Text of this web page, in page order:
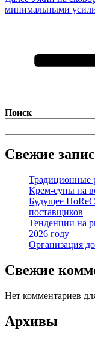
запись
минимальными
Поиск
Свежие
Традиционные
Крем-супы на
Будущее
поставщиков
Тенденции на
2026 году
Организация
Свежие
Нет комментариев
Архивы